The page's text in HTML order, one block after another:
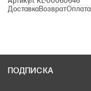
ДоставкаВозвратОплата
ПОДПИСКА